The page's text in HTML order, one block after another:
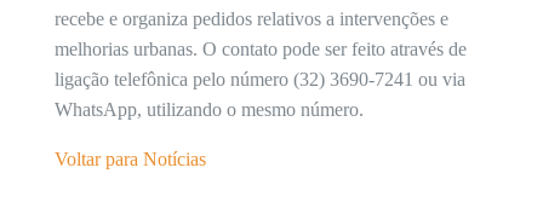
recebe e organiza pedidos relativos a intervenções e
melhorias urbanas. O contato pode ser feito através de
ligação telefônica pelo número (32) 3690-7241 ou via
WhatsApp, utilizando o mesmo número.
Voltar para Notícias